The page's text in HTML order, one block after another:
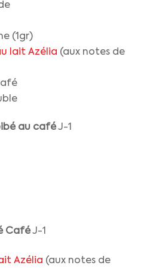
(1gr)
lait Azélia (aux notes de
au caféJ-1
CaféJ-1
Azélia (aux notes de